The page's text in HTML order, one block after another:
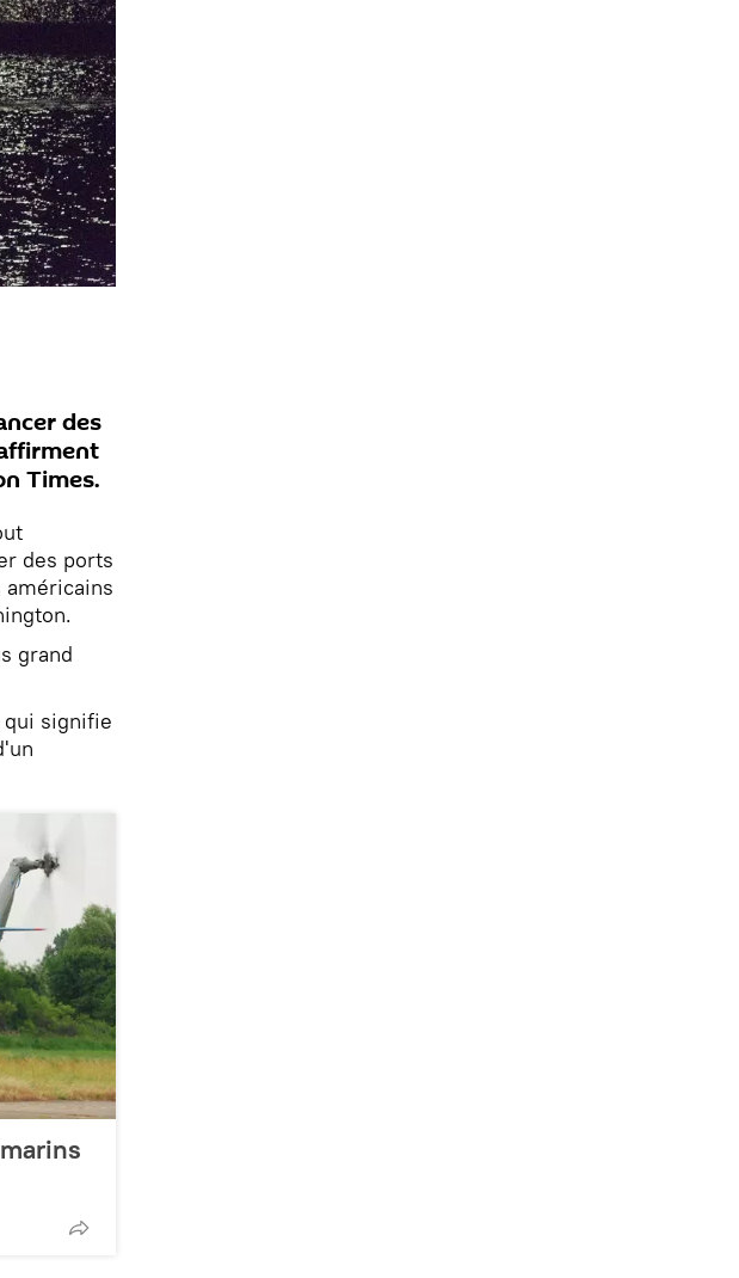
des
Times.
des ports
grand
qui signifie